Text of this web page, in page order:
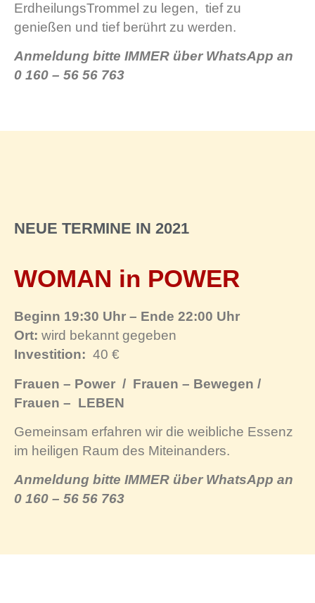
ErdheilungsTrommel zu legen, tief zu
genießen und tief berührt zu werden.
Anmeldung bitte IMMER über WhatsApp an
0 160 – 56 56 763
NEUE TERMINE IN 2021
WOMAN in POWER
Beginn 19:30 Uhr – Ende 22:00 Uhr
Ort: wird bekannt gegeben
Investition: 40 €
Frauen – Power / Frauen – Bewegen /
Frauen – LEBEN
Gemeinsam erfahren wir die weibliche Essenz
im heiligen Raum des Miteinanders.
Anmeldung bitte IMMER über WhatsApp an
0 160 – 56 56 763